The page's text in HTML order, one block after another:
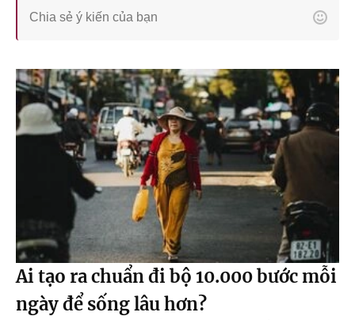
Ai tạo ra chuẩn đi bộ 10.000 bước mỗi
ngày để sống lâu hơn?